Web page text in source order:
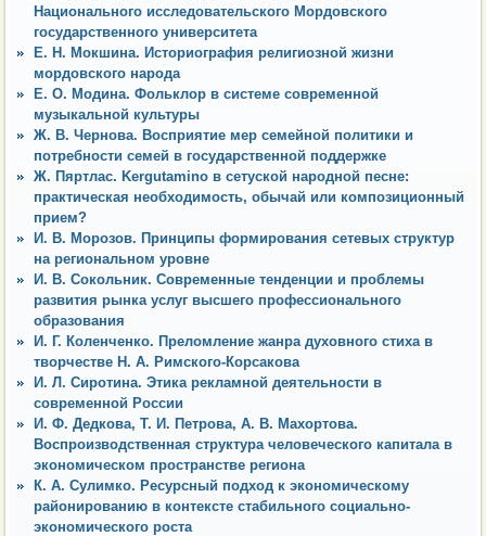
Национального исследовательского Мордовского
государственного университета
Е. Н. Мокшина. Историография религиозной жизни
мордовского народа
Е. О. Модина. Фольклор в системе современной
музыкальной культуры
Ж. В. Чернова. Восприятие мер семейной политики и
потребности семей в государственной поддержке
Ж. Пяртлас. Kergutamino в сетуской народной песне:
практическая необходимость, обычай или композиционный
прием?
И. В. Морозов. Принципы формирования сетевых структур
на региональном уровне
И. В. Сокольник. Современные тенденции и проблемы
развития рынка услуг высшего профессионального
образования
И. Г. Коленченко. Преломление жанра духовного стиха в
творчестве Н. А. Римского-Корсакова
И. Л. Сиротина. Этика рекламной деятельности в
современной России
И. Ф. Дедкова, Т. И. Петрова, А. В. Махортова.
Воспроизводственная структура человеческого капитала в
экономическом пространстве региона
К. А. Сулимко. Ресурсный подход к экономическому
районированию в контексте стабильного социально-
экономического роста